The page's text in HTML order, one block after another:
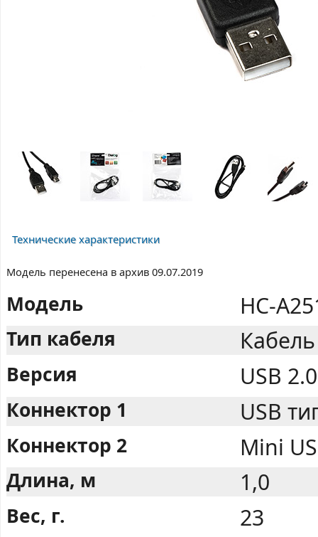
Технические характеристики
Модель перенесена в архив 09.07.2019
Модель HC-
Тип кабеля
Версия USB 2.0
Коннектор 1 USB
Коннектор 2 Mini
Длина, м 1,0
Вес, г. 23